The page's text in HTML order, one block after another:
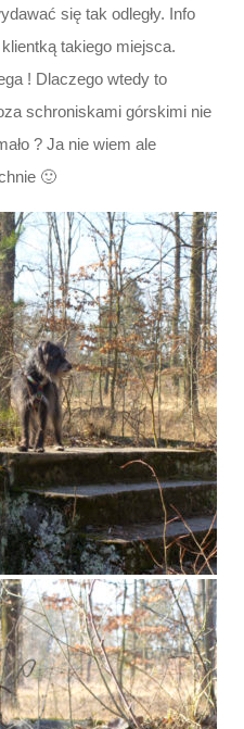
się tak odległy. Info
takiego miejsca.
! Dlaczego wtedy to
schroniskami górskimi nie
? Ja nie wiem ale
🙂